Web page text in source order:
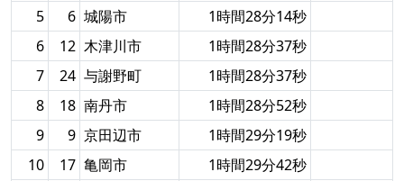
5
6 城陽市
1時間28分14秒
6
12 木津川市
1時間28分37秒
7
24 与謝野町
1時間28分37秒
8
18 南丹市
1時間28分52秒
9
9 京田辺市
1時間29分19秒
10
17 亀岡市
1時間29分42秒